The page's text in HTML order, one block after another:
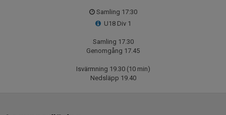
Samling 17:30
U18 Div 1
Samling 17.30
Genomgång 17.45
Isvärmning 19.30 (10 min)
Nedsläpp 19.40